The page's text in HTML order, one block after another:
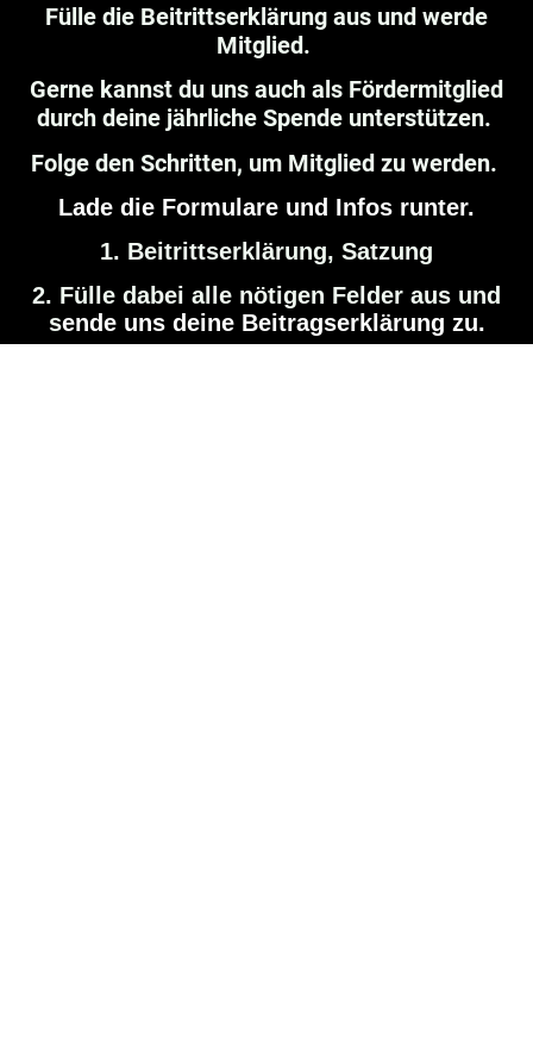
Fülle die Beitrittserklärung aus und werde
Mitglied.
Gerne kannst du uns auch als Fördermitglied
durch deine jährliche Spende unterstützen.
Folge den Schritten, um Mitglied zu werden.
Lade die Formulare und Infos runter.
1. Beitrittserklärung, Satzung
2. Fülle dabei alle nötigen Felder aus und
sende uns deine Beitragserklärung zu.